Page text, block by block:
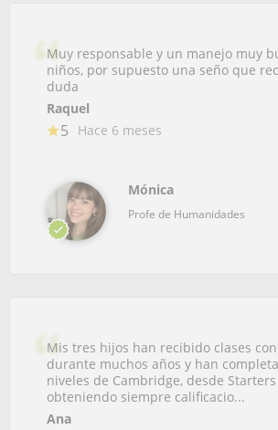
Muy responsable y un manejo muy
niños, por supuesto una seño que
duda
Raquel
5 Hace 6 meses
Mónica
Profe de Humanidades
Mis tres hijos han recibido clases
durante muchos años y han
niveles de Cambridge, desde Starters
obteniendo siempre calificacio...
Ana